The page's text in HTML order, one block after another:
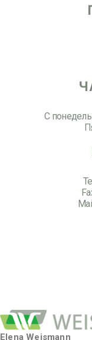
С
Elena Weismann